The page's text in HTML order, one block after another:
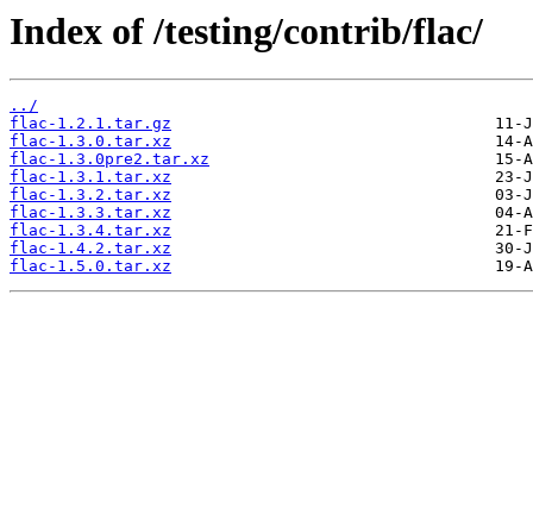
Index of /testing/contrib/flac/
../
flac-1.2.1.tar.gz
flac-1.3.0.tar.xz
flac-1.3.0pre2.tar.xz
flac-1.3.1.tar.xz
flac-1.3.2.tar.xz
flac-1.3.3.tar.xz
flac-1.3.4.tar.xz
flac-1.4.2.tar.xz
flac-1.5.0.tar.xz